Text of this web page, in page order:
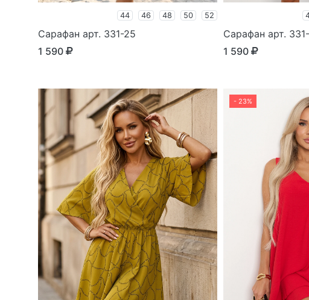
44 46 48 50 52
Сарафан арт. 331-25
1 590
Сарафан арт.
1 590
- 23%